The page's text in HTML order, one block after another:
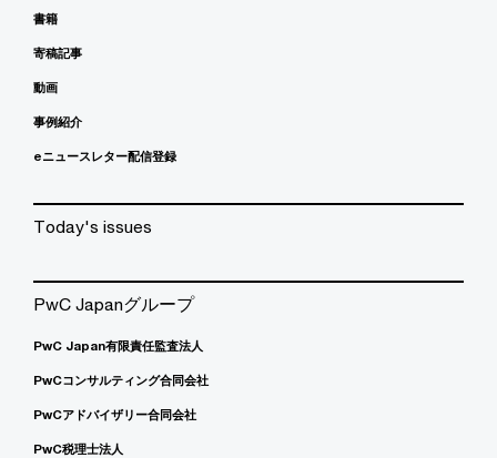
書籍
寄稿記事
動画
事例紹介
eニュースレター配信登録
Today's issues
PwC Japanグループ
PwC Japan有限責任監査法人
PwCコンサルティング合同会社
PwCアドバイザリー合同会社
PwC税理士法人